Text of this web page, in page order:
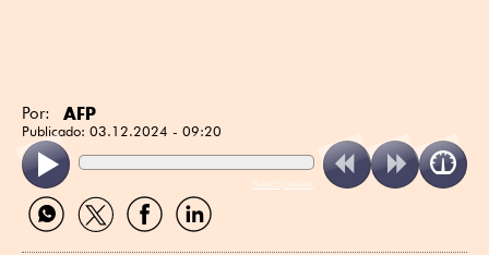
Por: AFP
Publicado: 03.12.2024 - 09:20
ReadSpeaker
Compartir
por
Compartir
por
Compartir
por
Compartir
por